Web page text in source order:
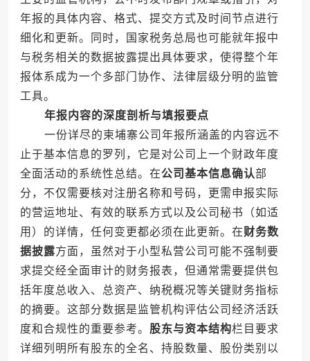
年报的具体内容、格式、提交方式及时间节点进行
细化和更新。同时，国家税务总局也可能就年报中
与税务相关的数据披露提出具体要求，使得整个年
报体系成为一个多部门协作、法律层级分明的监管
工具。
年报内容的深度剖析与填报要点
一份详尽的柬埔寨公司年报所涵盖的内容远不
止于基本信息的罗列，它是对公司上一个财政年度
全面活动的系统性总结。在公司基本信息确认部
分，不仅需要核对注册名称和号码，更需申报实际
的营运地址、有效的联系方式以及公司秘书（如适
用）的详情，任何变更都必须在此更新。在财务数
据披露方面，虽然对于小型私营公司可能不强制要
求提交经全面审计的财务报表，但通常需要提供包
括年度总收入、总资产、纳税概况等关键财务指标
的摘要。这部分数据是监管机构评估公司经济活跃
度和合规性的重要参考。 股东与资本结构栏目要求
详细列明所有股东的全名、持股数量、股份类别以